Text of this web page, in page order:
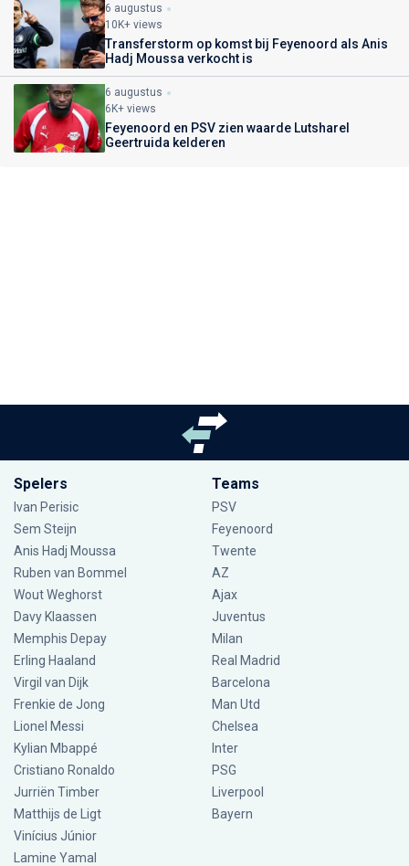
6 augustus
10K+ views
Transferstorm op komst bij Feyenoord als Anis
Hadj Moussa verkocht is
6 augustus
6K+ views
Feyenoord en PSV zien waarde Lutsharel
Geertruida kelderen
Spelers
Ivan Perisic
Sem Steijn
Anis Hadj Moussa
Ruben van Bommel
Wout Weghorst
Davy Klaassen
Memphis Depay
Erling Haaland
Virgil van Dijk
Frenkie de Jong
Lionel Messi
Kylian Mbappé
Cristiano Ronaldo
Jurriën Timber
Matthijs de Ligt
Vinícius Júnior
Lamine Yamal
Teams
PSV
Feyenoord
Twente
AZ
Ajax
Juventus
Milan
Real Madrid
Barcelona
Man Utd
Chelsea
Inter
PSG
Liverpool
Bayern